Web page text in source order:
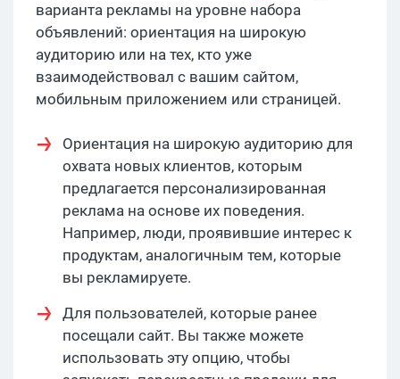
варианта рекламы на уровне набора
объявлений: ориентация на широкую
аудиторию или на тех, кто уже
взаимодействовал с вашим сайтом,
мобильным приложением или страницей.
Ориентация на широкую аудиторию для
охвата новых клиентов, которым
предлагается персонализированная
реклама на основе их поведения.
Например, люди, проявившие интерес к
продуктам, аналогичным тем, которые
вы рекламируете.
Для пользователей, которые ранее
посещали сайт. Вы также можете
использовать эту опцию, чтобы